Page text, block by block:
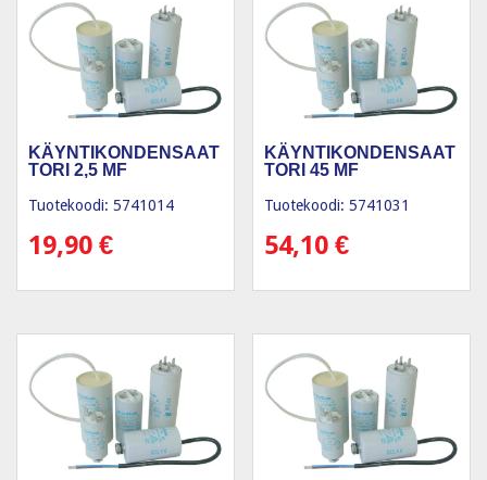
KÄYNTIKONDENSAAT
TORI 2,5 ΜF
Tuotekoodi: 5741014
19,90 €
KÄYNTIKONDENSAAT
TORI 45 ΜF
Tuotekoodi: 5741031
54,10€